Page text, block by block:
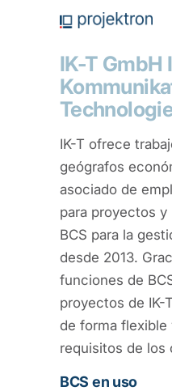
IK-T GmbH
IK-T ofrece
geógrafos
asociado de
para proyectos
BCS para la
desde 2013.
funciones de
proyectos de IK-
de forma flexible
requisitos de los
BCS en uso